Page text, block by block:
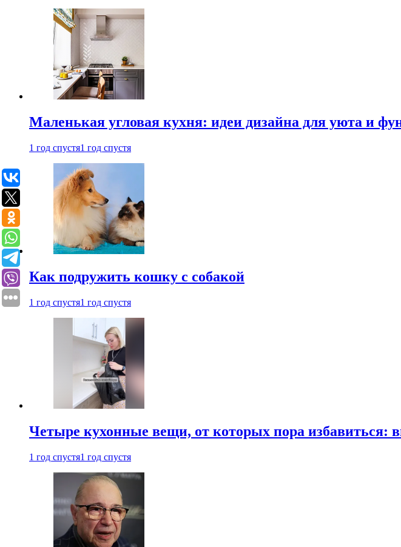
Маленькая угловая кухня: идеи дизайна для уюта и
1 год спустя1 год спустя
Как подружить кошку с собакой
1 год спустя1 год спустя
Четыре кухонные вещи, от которых пора избавиться:
1 год спустя1 год спустя